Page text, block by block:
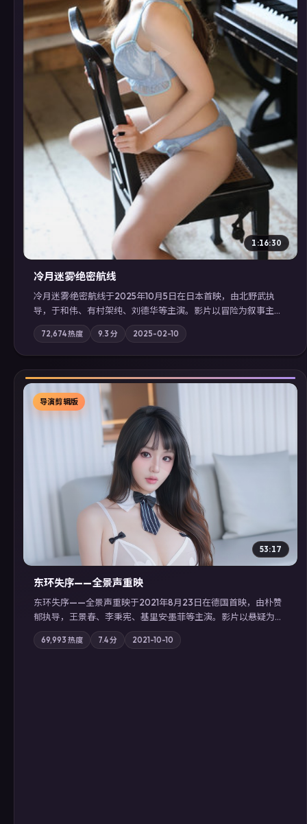
▶
1:16:30
冷月迷雾·绝密航线
冷月迷雾·绝密航线于2025年10月5日在日本首映，由北野武执
导，于和伟、有村架纯、刘德华等主演。影片以冒险为叙事主
轴，记忆碎片重组后，主角发现自己从未活过“真实”的一天；摄
影与配乐强化地域气质；站内亦可通过「国产免费观看高清电视
剧在线看」延展检索同类型高分佳作，畅享高清在线追剧体验。
72,674热度 9.3 分 2025-02-10
▶
导演剪辑版
53:17
东环失序——全景声重映
东环失序——全景声重映于2021年8月23日在德国首映，由朴赞
郁执导，王景春、李秉宪、基里安·墨菲等主演。影片以悬疑为叙
事主轴，科技与人性的边界在实验事故后逐渐模糊；摄影与配乐
强化地域气质；站内亦可通过「国产免费观看高清电视剧在线
69,993 热度 7.4分 2021-10-10